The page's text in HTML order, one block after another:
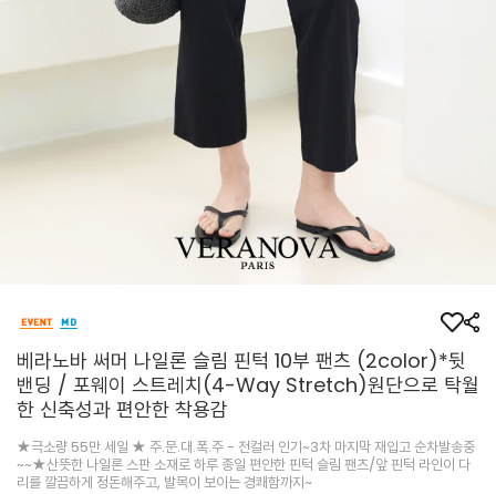
베라노바 써머 나일론 슬림 핀턱 10부 팬츠 (2color)*뒷
밴딩 / 포웨이 스트레치(4-Way Stretch)원단으로 탁월
한 신축성과 편안한 착용감
★극소량 55만 세일 ★ 주.문.대.폭.주 - 전컬러 인기~3차 마지막 재입고 순차발송중
~~★산뜻한 나일론 스판 소재로 하루 종일 편안한 핀턱 슬림 팬츠/앞 핀턱 라인이 다
리를 깔끔하게 정돈해주고, 발목이 보이는 경쾌함까지~